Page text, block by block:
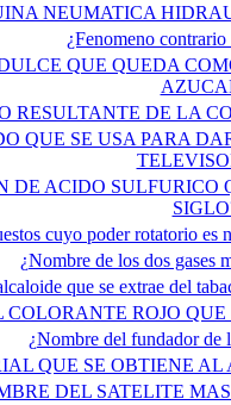
NEUMATICA
¿Fenomeno
QUE QUEDA
RESULTANTE DE LA
QUE SE USA PARA
DE ACIDO SULFURICO
cuyo poder rotatorio es
¿Nombre de los dos gases
que se extrae del
COLORANTE ROJO
¿Nombre del fundador de
QUE SE OBTIENE
DEL SATELITE